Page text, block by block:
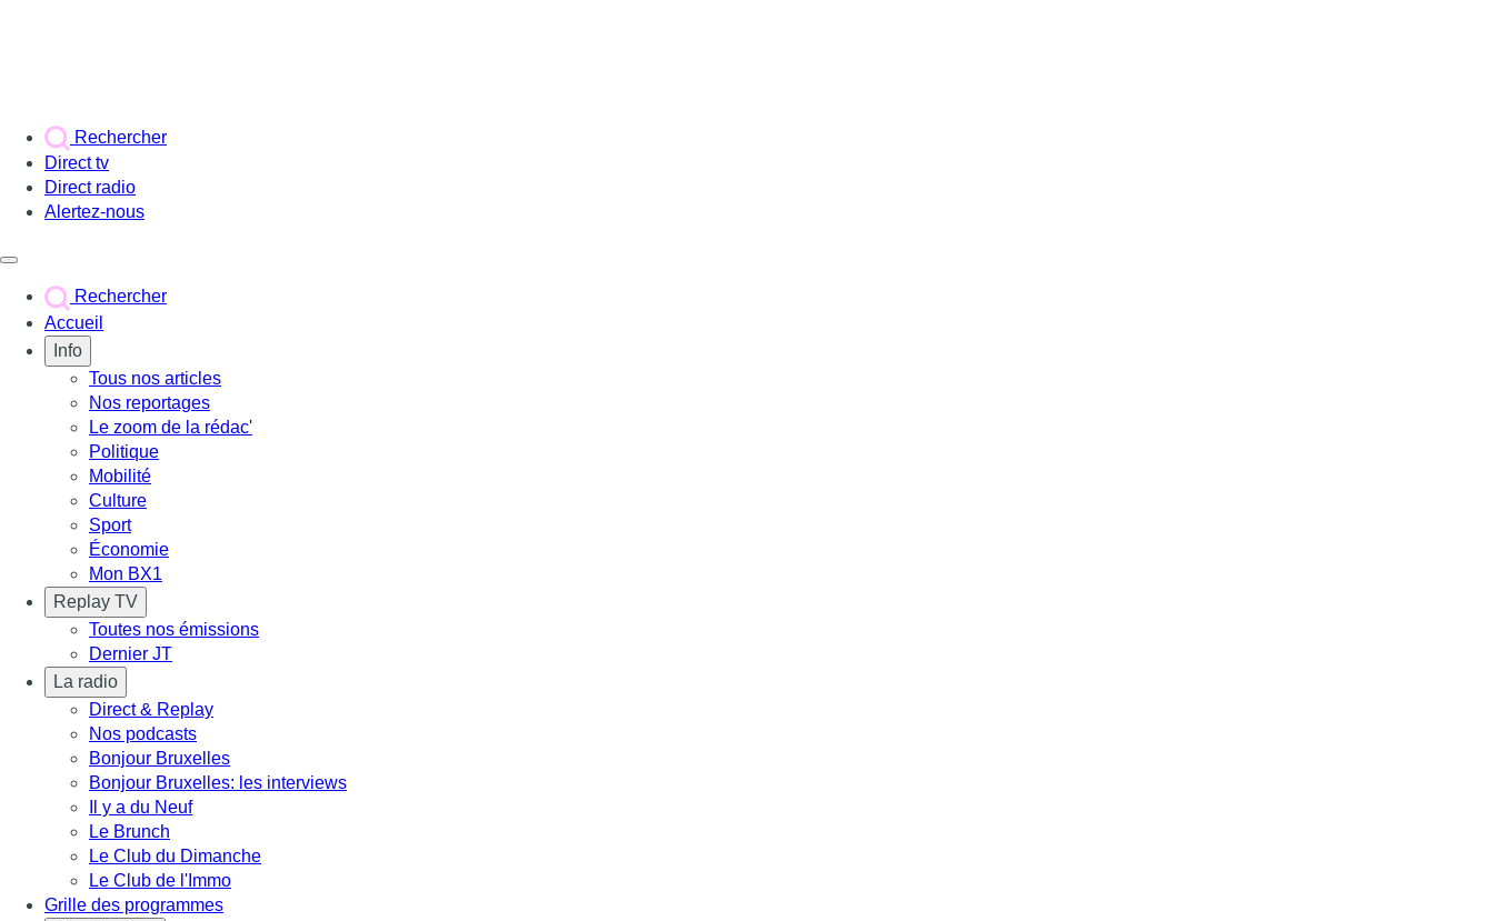
Rechercher
Direct tv
Direct radio
Alertez-nous
Rechercher
Accueil
Info
Tous nos articles
Nos reportages
Le zoom de la rédac'
Politique
Mobilité
Culture
Sport
Économie
Mon BX1
Replay TV
Toutes nos émissions
Dernier JT
La radio
Direct & Replay
Nos podcasts
Bonjour Bruxelles
Bonjour Bruxelles: les interviews
Il y a du Neuf
Le Brunch
Le Club du Dimanche
Le Club de l'Immo
Grille des programmes